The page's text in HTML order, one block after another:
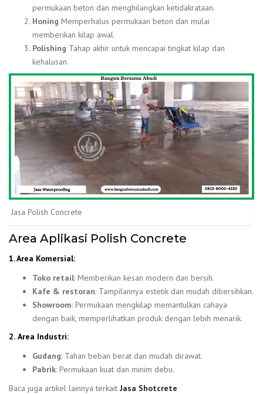
permukaan beton dan menghilangkan ketidakrataan.
Honing Memperhalus permukaan beton dan mulai
memberikan kilap awal.
Polishing Tahap akhir untuk mencapai tingkat kilap dan
kehalusan.
Jasa Polish Concrete
Area Aplikasi Polish Concrete
1. Area Komersial:
Toko retail: Memberikan kesan modern dan bersih.
Kafe & restoran: Tampilannya estetik dan mudah dibersihkan.
Showroom: Permukaan mengkilap memantulkan cahaya
dengan baik, memperlihatkan produk dengan lebih menarik.
2. Area Industri:
Gudang: Tahan beban berat dan mudah dirawat.
Pabrik: Permukaan kuat dan minim debu.
Baca juga artikel lainnya terkait Jasa Shotcrete